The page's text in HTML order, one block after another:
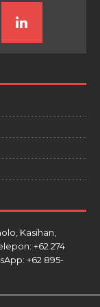
Kasihan,
+62 274
+62 895-